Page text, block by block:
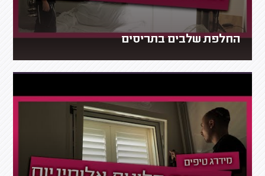
החלפת שלבים בתריסים